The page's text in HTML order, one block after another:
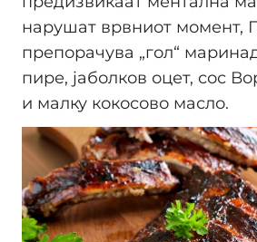
нарушат врвниот момент,
препорачува „гол“
пире, јаболков оцет, сос
и малку кокосово масло.